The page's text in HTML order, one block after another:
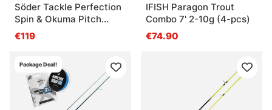
Söder Tackle Perfection
Spin & Okuma Pitch
Black V2 Combo
€119
IFISH Paragon Trout
Combo 7' 2-10g (4-pcs)
€74.90
Package Deal!